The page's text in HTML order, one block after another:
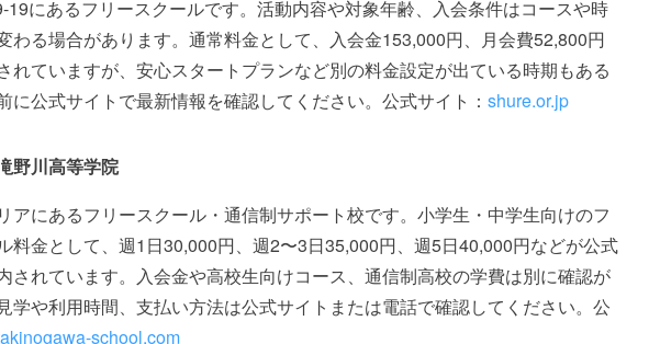
19にあるフリースクールです。活動内容や対象年齢、入会条件はコースや時
わる場合があります。通常料金として、入会金153,000円、月会費52,800円
れていますが、安心スタートプランなど別の料金設定が出ている時期もある
に公式サイトで最新情報を確認してください。公式サイト： shure.or.jp
野川高等学院
アにあるフリースクール・通信制サポート校です。小学生・中学生向けのフ
料金として、週1日30,000円、週2〜3日35,000円、週5日40,000円などが公式
されています。入会金や高校生向けコース、通信制高校の学費は別に確認が
学や利用時間、支払い方法は公式サイトまたは電話で確認してください。公
school.com